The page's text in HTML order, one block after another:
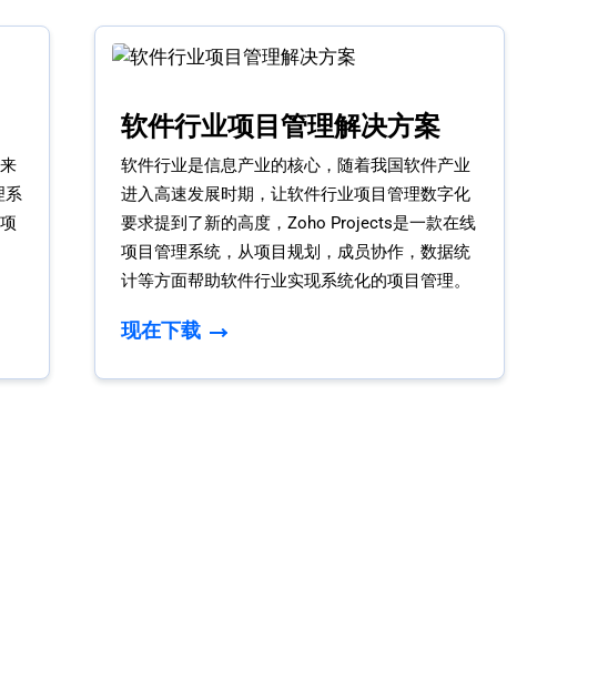
系
软件行业项目管理解决方案
软件行业是信息产业的核心，随着我国软件产业
进入高速发展时期，让软件行业项目管理数字化
要求提到了新的高度，Zoho Projects是一款在线
项目管理系统，从项目规划，成员协作，数据统
计等方面帮助软件行业实现系统化的项目管理。
现在下载